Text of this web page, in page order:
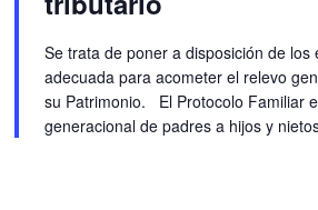
Se trata de poner a disposición de
adecuada para acometer el relevo
su Patrimonio. El Protocolo Familiar
generacional de padres a hijos y